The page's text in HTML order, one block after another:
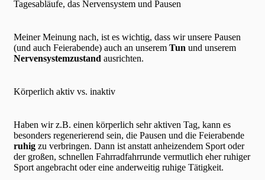
Tagesabläufe, das Nervensystem und Pausen
Meiner Meinung nach, ist es wichtig, dass wir unsere Pausen
(und auch Feierabende) auch an unserem Tun und unserem
Nervensystemzustand ausrichten.
Körperlich aktiv vs. inaktiv
Haben wir z.B. einen körperlich sehr aktiven Tag, kann es
besonders regenerierend sein, die Pausen und die Feierabende
ruhigzu verbringen. Dann ist anstatt anheizendem Sport oder
der großen, schnellen Fahrradfahrrunde vermutlich eher ruhiger
Sport angebracht oder eine anderweitig ruhige Tätigkeit.